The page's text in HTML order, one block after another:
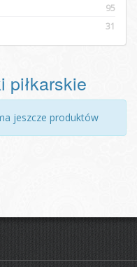
95
31
piłkarskie
jeszcze produktów